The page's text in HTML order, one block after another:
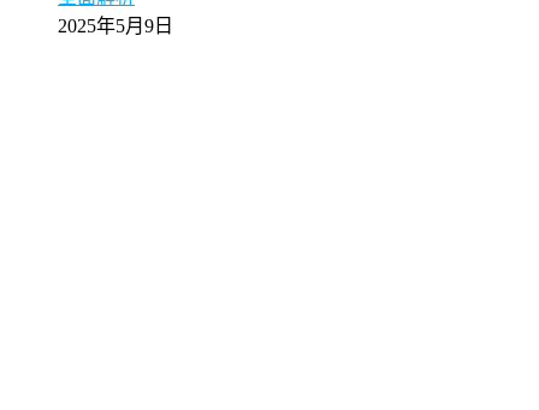
2025年5月9日